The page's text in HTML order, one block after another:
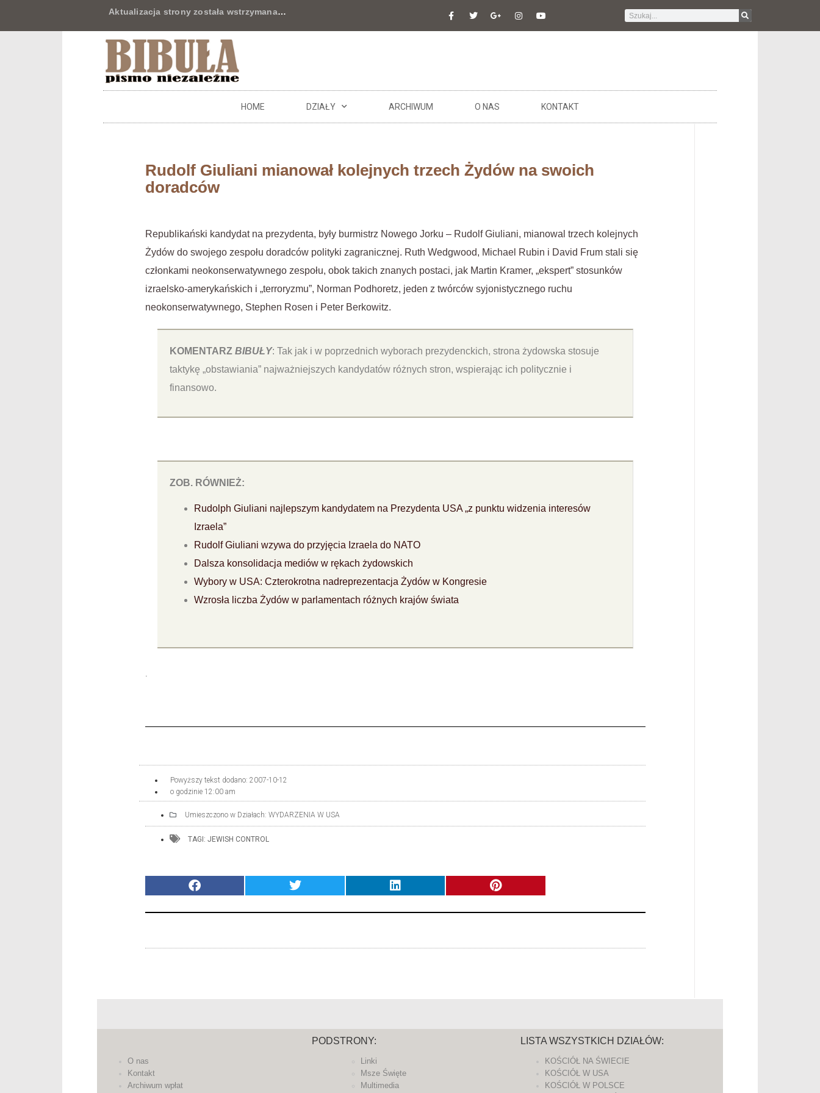
Aktualizacja strony została wstrzymana…
HOME DZIAŁY ARCHIWUM O NAS KONTAKT
Rudolf Giuliani mianował kolejnych trzech Żydów na swoich
doradców
Republikański kandydat na prezydenta, były burmistrz Nowego Jorku – Rudolf Giuliani, mianowal trzech kolejnych
Żydów do swojego zespołu doradców polityki zagranicznej. Ruth Wedgwood, Michael Rubin i David Frum stali się
członkami neokonserwatywnego zespołu, obok takich znanych postaci, jak Martin Kramer, „ekspert” stosunków
izraelsko-amerykańskich i „terroryzmu”, Norman Podhoretz, jeden z twórców syjonistycznego ruchu
neokonserwatywnego, Stephen Rosen i Peter Berkowitz.
KOMENTARZ BIBUŁY: Tak jak i w poprzednich wyborach prezydenckich, strona żydowska stosuje
taktykę „obstawiania” najważniejszych kandydatów różnych stron, wspierając ich politycznie i
finansowo.
ZOB. RÓWNIEŻ:
Rudolph Giuliani najlepszym kandydatem na Prezydenta USA „z punktu widzenia interesów
Izraela”
Rudolf Giuliani wzywa do przyjęcia Izraela do NATO
Dalsza konsolidacja mediów w rękach żydowskich
Wybory w USA: Czterokrotna nadreprezentacja Żydów w Kongresie
Wzrosła liczba Żydów w parlamentach różnych krajów świata
Powyższy tekst dodano: 2007-10-12
o godzinie 12:00 am
Umieszczono w Działach: WYDARZENIA W USA
TAGI: JEWISH CONTROL
O nas
Kontakt
Archiwum wpłat
PODSTRONY:
Linki
Msze Święte
Multimedia
LISTA WSZYSTKICH DZIAŁÓW:
KOŚCIÓŁ NA ŚWIECIE
KOŚCIÓŁ W USA
KOŚCIÓŁ W POLSCE